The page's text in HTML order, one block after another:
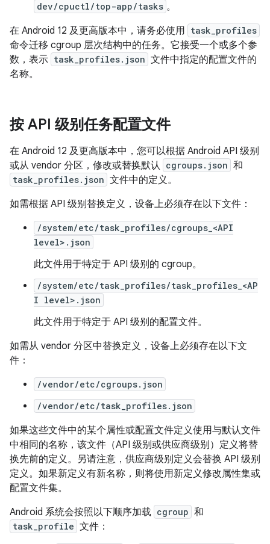
dev/cpuctl/top-app/tasks 。
在 Android 12 及更高版本中，请务必使用 task_profiles
命令迁移 cgroup 层次结构中的任务。它接受一个或多个参
数，表示 task_profiles.json 文件中指定的配置文件的
名称。
按 API 级别任务配置文件
在 Android 12 及更高版本中，您可以根据 Android API 级别
或从 vendor 分区，修改或替换默认 cgroups.json 和
task_profiles.json 文件中的定义。
如需根据 API 级别替换定义，设备上必须存在以下文件：
/system/etc/task_profiles/cgroups_<API
level>.json
此文件用于特定于 API 级别的 cgroup。
/system/etc/task_profiles/task_profiles_<AP
I level>.json
此文件用于特定于 API 级别的配置文件。
如需从 vendor 分区中替换定义，设备上必须存在以下文
件：
/vendor/etc/cgroups.json
/vendor/etc/task_profiles.json
如果这些文件中的某个属性或配置文件定义使用与默认文件
中相同的名称，该文件（API 级别或供应商级别）定义将替
换先前的定义。另请注意，供应商级别定义会替换 API 级别
定义。如果新定义有新名称，则将使用新定义修改属性集或
配置文件集。
Android 系统会按照以下顺序加载 cgroup 和
task_profile 文件：